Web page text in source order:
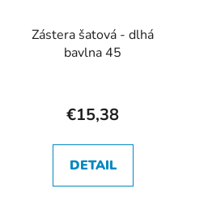
Zástera šatová - dlhá
bavlna 45
€15,38
DETAIL